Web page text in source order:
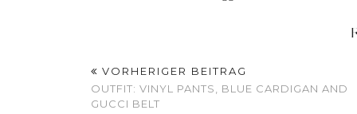
VORHERIGER BEITRAG
OUTFIT: VINYL PANTS, BLUE CARDIGAN AND
GUCCI BELT